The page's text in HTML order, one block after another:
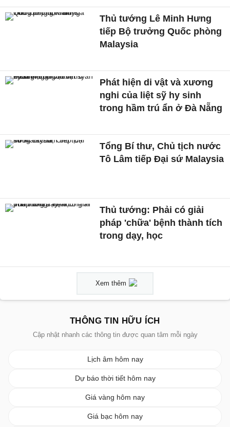
Thủ tướng Lê Minh Hưng
tiếp Bộ trưởng Quốc phòng
Malaysia
Phát hiện di vật và xương
nghi của liệt sỹ hy sinh
trong hầm trú ẩn ở Đà Nẵng
Tổng Bí thư, Chủ tịch nước
Tô Lâm tiếp Đại sứ Malaysia
Thủ tướng: Phải có giải
pháp 'chữa' bệnh thành tích
trong dạy, học
Xem thêm
THÔNG TIN HỮU ÍCH
Cập nhật nhanh các thông tin được quan tâm mỗi ngày
Lịch âm hôm nay
Dự báo thời tiết hôm nay
Giá vàng hôm nay
Giá bạc hôm nay